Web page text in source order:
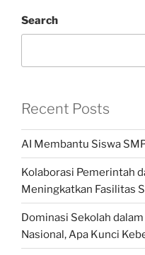
Search
Recent Posts
AI Membantu Siswa
Kolaborasi Pemerintah
Meningkatkan Fasilitas
Dominasi Sekolah
Nasional, Apa Kunci